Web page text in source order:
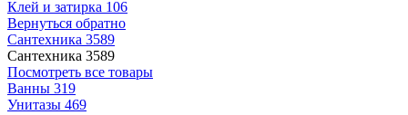
Клей и затирка 106
Вернуться обратно
Сантехника 3589
Сантехника 3589
Посмотреть все товары
Ванны 319
Унитазы 469